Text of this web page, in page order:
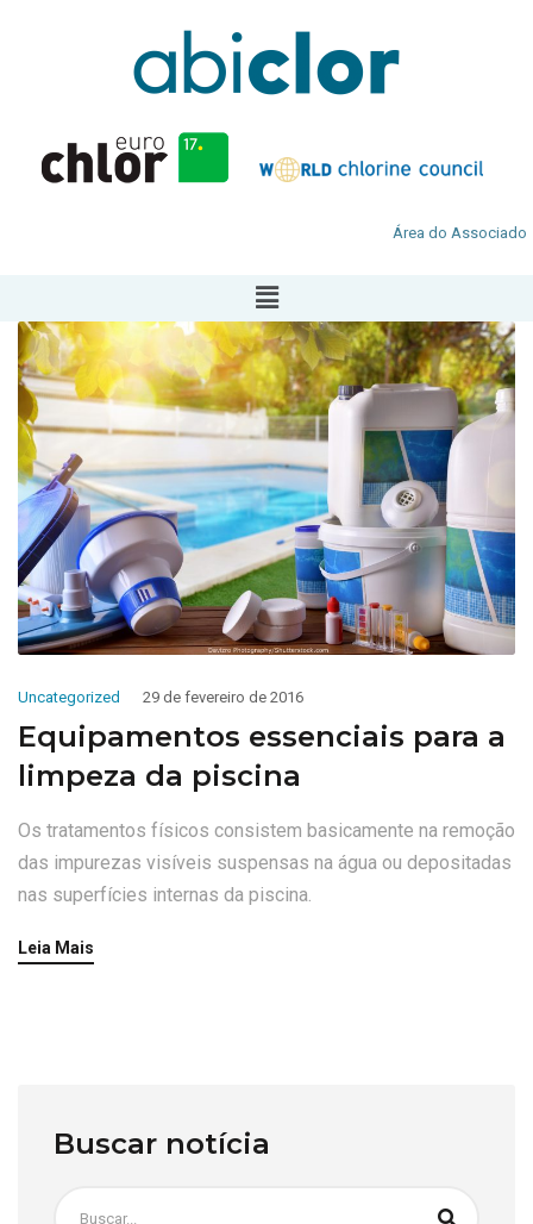
Área do Associado
Uncategorized 29 de fevereiro de 2016
Equipamentos essenciais para a
limpeza da piscina
Os tratamentos físicos consistem basicamente na remoção
das impurezas visíveis suspensas na água ou depositadas
nas superfícies internas da piscina.
Leia Mais
Buscar notícia